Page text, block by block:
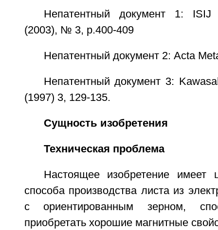
Непатентный документ 1: ISIJ
(2003), № 3, p.400-409
Непатентный документ 2: Acta
Непатентный документ 3:
(1997) 3, 129-135.
Сущность изобретения
Техническая проблема
Настоящее изобретение имеет
способа производства листа из
с ориентированным зерном,
приобретать хорошие магнитные